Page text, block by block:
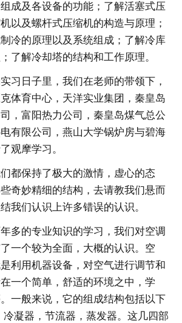
成及各设备的功能；了解活塞式压
以及螺杆式压缩机的构造与原理；
冷的原理以及系统组成；了解冷库
了解冷却塔的结构和工作原理。
习日子里，我们在老师的带领下，
体育中心，天洋实业集团，秦皇岛
，富阳热力公司，秦皇岛煤气总公
有限公司，燕山大学锅炉房与碧海
观摩学习。
都保持了极大的激情，虚心的态
奇妙精细的结构，去请教我们悬而
我们认识上许多错误的认识。
多的专业知识的学习，我们对空调
一个较为全面，大概的认识。空
利用机器设备，对空气进行调节和
一个简单，舒适的环境之中，学
一般来说，它的组成结构包括以下
冷凝器，节流器，蒸发器。这几四部